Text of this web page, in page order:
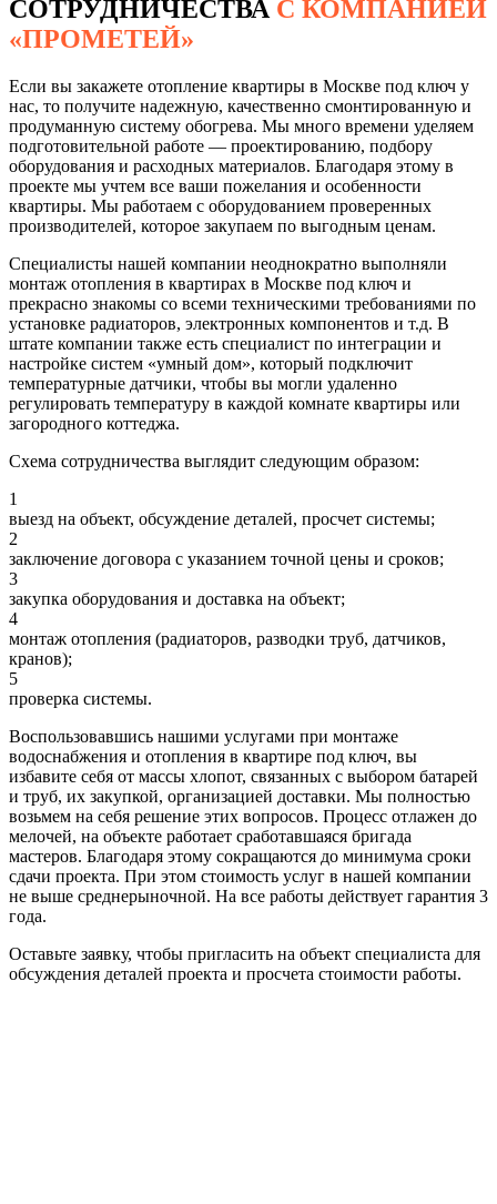
СОТРУДНИЧЕСТВА С КОМПАНИЕЙ
«ПРОМЕТЕЙ»
Если вы закажете отопление квартиры в Москве под ключ у
нас, то получите надежную, качественно смонтированную и
продуманную систему обогрева. Мы много времени уделяем
подготовительной работе — проектированию, подбору
оборудования и расходных материалов. Благодаря этому в
проекте мы учтем все ваши пожелания и особенности
квартиры. Мы работаем с оборудованием проверенных
производителей, которое закупаем по выгодным ценам.
Специалисты нашей компании неоднократно выполняли
монтаж отопления в квартирах в Москве под ключ и
прекрасно знакомы со всеми техническими требованиями по
установке радиаторов, электронных компонентов и т.д. В
штате компании также есть специалист по интеграции и
настройке систем «умный дом», который подключит
температурные датчики, чтобы вы могли удаленно
регулировать температуру в каждой комнате квартиры или
загородного коттеджа.
Схема сотрудничества выглядит следующим образом:
1
выезд на объект, обсуждение деталей, просчет системы;
2
заключение договора с указанием точной цены и сроков;
3
закупка оборудования и доставка на объект;
4
монтаж отопления (радиаторов, разводки труб, датчиков,
кранов);
5
проверка системы.
Воспользовавшись нашими услугами при монтаже
водоснабжения и отопления в квартире под ключ, вы
избавите себя от массы хлопот, связанных с выбором батарей
и труб, их закупкой, организацией доставки. Мы полностью
возьмем на себя решение этих вопросов. Процесс отлажен до
мелочей, на объекте работает сработавшаяся бригада
мастеров. Благодаря этому сокращаются до минимума сроки
сдачи проекта. При этом стоимость услуг в нашей компании
не выше среднерыночной. На все работы действует гарантия 3
года.
Оставьте заявку, чтобы пригласить на объект специалиста для
обсуждения деталей проекта и просчета стоимости работы.